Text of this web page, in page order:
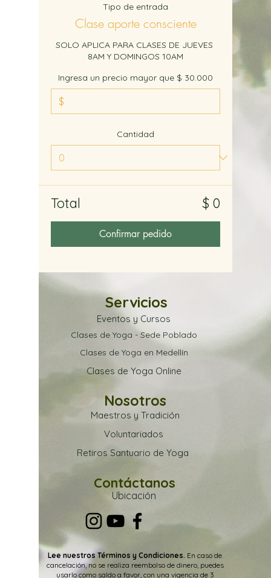
Tipo de entrada
Clase aporte consciente
SOLO APLICA PARA CLASES DE JUEVES
8AM Y DOMINGOS 10AM
Ingresa un precio mayor que $ 30.000
$
Cantidad
Total $ 0
Confirmar pedido
Servicios
Nosotros
Contáctanos
Eventos y Cursos
Clases de Yoga - Sede Poblado
Clases de Yoga en Medellín
Clases de Yoga Online
Maestros y Tradición
Voluntariados
Retiros Santuario de Yoga
Ubicación
Lee nuestros Términos y Condiciones. En caso de
cancelación, no se realiza reembolso de dinero, puedes
usarlo como saldo a favor, con una vigencia de 3